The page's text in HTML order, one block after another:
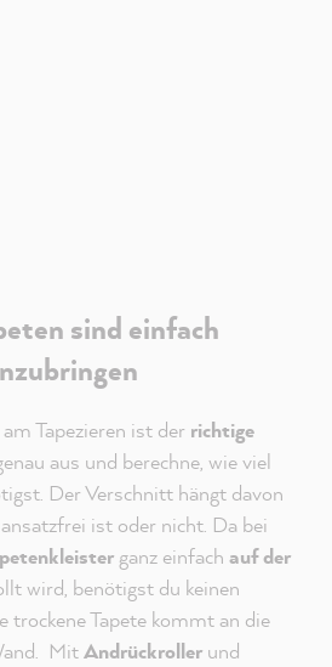
sind einfach
Tapezieren ist der richtige
aus und berechne, wie viel
Der Verschnitt hängt davon
ist oder nicht. Da bei
ganz einfach auf der
wird, benötigst du keinen
trockene Tapete kommt an die
MitAndrückroller und